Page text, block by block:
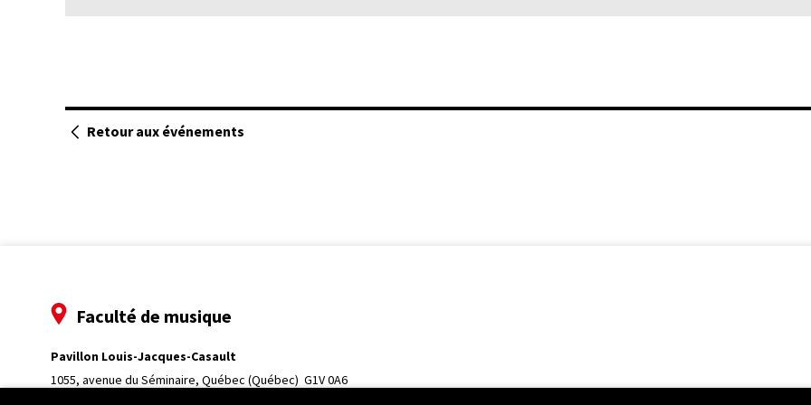
Retour aux événements
Faculté de musique
Pavillon Louis-Jacques-Casault
1055, avenue du Séminaire, Québec (Québec)  G1V 0A6